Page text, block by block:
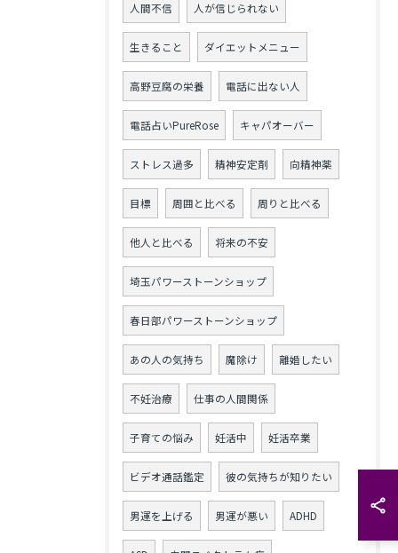
人間不信 人が信じられない
生きること ダイエットメニュー
高野豆腐の栄養 電話に出ない人
電話占いPureRose キャパオーバー
ストレス過多 精神安定剤 向精神薬
目標 周囲と比べる 周りと比べる
他人と比べる 将来の不安
埼玉パワーストーンショップ
春日部パワーストーンショップ
あの人の気持ち 魔除け 離婚したい
不妊治療 仕事の人間関係
子育ての悩み 妊活中 妊活卒業
ビデオ通話鑑定 彼の気持ちが知りたい
男運を上げる 男運が悪い ADHD